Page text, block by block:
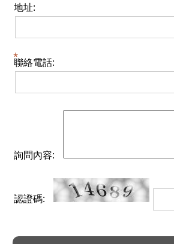
地址:
聯絡電話:
詢問內容:
認證碼: